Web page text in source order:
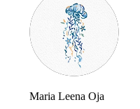
Maria Leena Oja